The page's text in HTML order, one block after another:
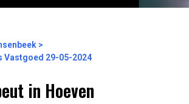
Vastgoed 29-05-2024
in Hoeven